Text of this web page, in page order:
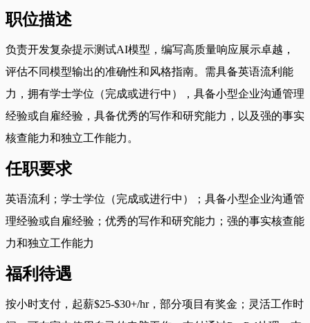
职位描述
负责开发复杂提示测试AI模型，编写高质量响应展示卓越，
评估不同模型输出的准确性和风格指南。需具备英语流利能
力，拥有学士学位（完成或进行中），具备小型企业沟通管理
经验或自雇经验，具备优秀的写作和研究能力，以及强的事实
核查能力和独立工作能力。
任职要求
英语流利；学士学位（完成或进行中）；具备小型企业沟通管
理经验或自雇经验；优秀的写作和研究能力；强的事实核查能
力和独立工作能力
福利待遇
按小时支付，起薪$25-$30+/hr，部分项目有奖金；灵活工作时